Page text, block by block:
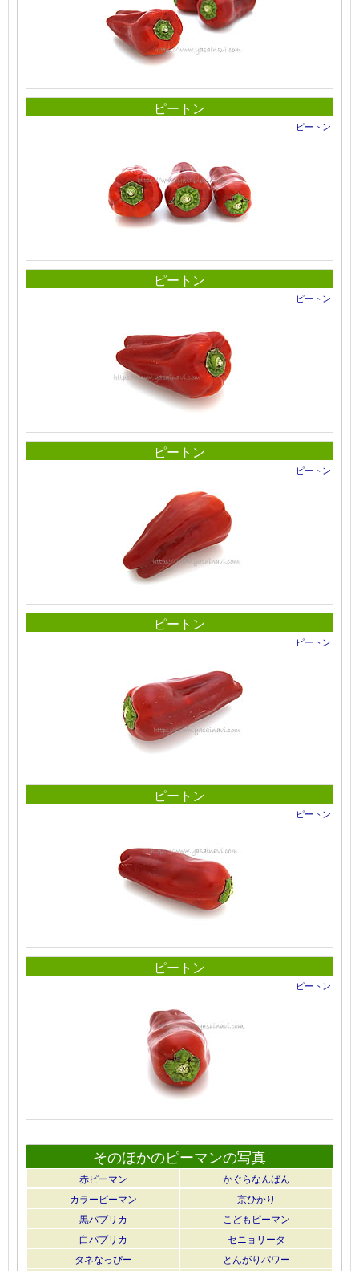
ピートン
ピートン
ピートン
ピートン
ピートン
ピートン
ピートン
ピートン
ピートン
ピートン
ピートン
ピートン
そのほかのピーマンの写真
赤ピーマン
かぐらなんばん
カラーピーマン
京ひかり
黒パプリカ
こどもピーマン
白パプリカ
セニョリータ
タネなっぴー
とんがりパワー